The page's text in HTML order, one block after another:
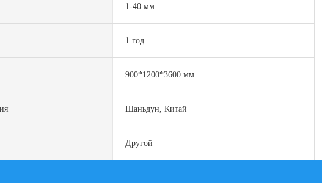
1-40 мм
1 год
900*1200*3600 мм
Шаньдун, Китай
Другой